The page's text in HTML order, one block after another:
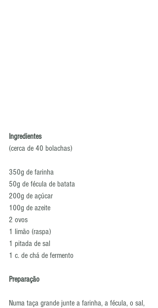
Ingredientes
(cerca de 40 bolachas)
350g de farinha
50g de fécula de batata
200g de açúcar
100g de azeite
2 ovos
1 limão (raspa)
1 pitada de sal
1 c. de chá de fermento
Preparação
Numa taça grande junte a farinha, a fécula, o sal,